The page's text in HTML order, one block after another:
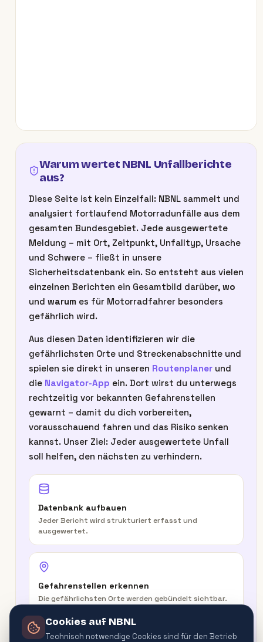
Warum wertet NBNL Unfallberichte
aus?
Diese Seite ist kein Einzelfall: NBNL sammelt und
analysiert fortlaufend Motorradunfälle aus dem
gesamten Bundesgebiet. Jede ausgewertete
Meldung – mit Ort, Zeitpunkt, Unfalltyp, Ursache
und Schwere – fließt in unsere
Sicherheitsdatenbank ein. So entsteht aus vielen
einzelnen Berichten ein Gesamtbild darüber, wo
und warum es für Motorradfahrer besonders
gefährlich wird.
Aus diesen Daten identifizieren wir die
gefährlichsten Orte und Streckenabschnitte und
spielen sie direkt in unseren Routenplaner und
die Navigator-App ein. Dort wirst du unterwegs
rechtzeitig vor bekannten Gefahrenstellen
gewarnt – damit du dich vorbereiten,
vorausschauend fahren und das Risiko senken
kannst. Unser Ziel: Jeder ausgewertete Unfall
soll helfen, den nächsten zu verhindern.
Datenbank aufbauen
Jeder Bericht wird strukturiert erfasst und
ausgewertet.
Gefahrenstellen erkennen
Die gefährlichsten Orte werden gebündelt sichtbar.
Cookies auf NBNL
Technisch notwendige Cookies sind für den Betrieb